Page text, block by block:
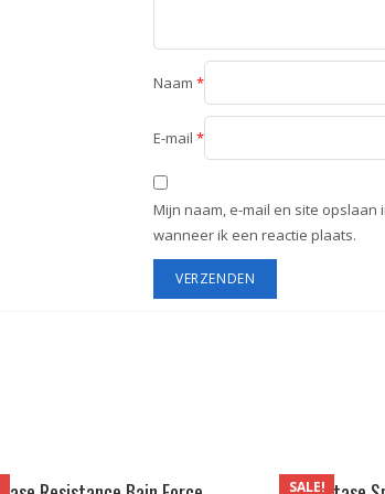
Naam *
E-mail *
Mijn naam, e-mail en site
wanneer ik een reactie plaats.
SALE!